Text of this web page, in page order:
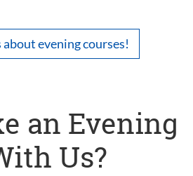
evening courses!
an Evening
Us?